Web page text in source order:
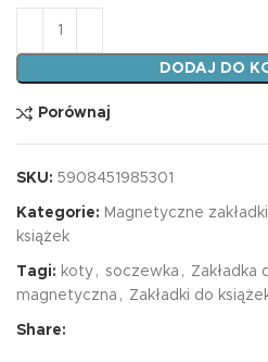
DODAJ DO
Porównaj
SKU: 5908451985301
Kategorie: Magnetyczne
książek
Tagi: koty , soczewka , Zakładka
magnetyczna , Zakładki do
Share: